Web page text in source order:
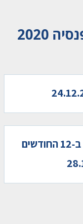
2020
שינויים בתקנות קרן הפניסה ב-12 החודשים